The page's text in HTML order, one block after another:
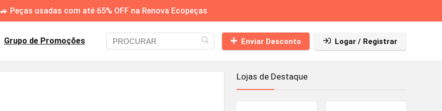
🚙 Peças usadas com até 65% OFF na Renova Ecopeças
Grupo de Promoções Enviar Desconto Logar / Registrar
Lojas de Destaque